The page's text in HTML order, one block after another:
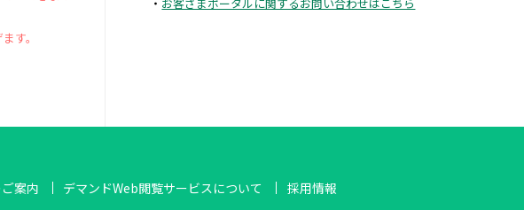
2024年8月
す。
案内 デマンドWeb閲覧サービスについて 採用情報